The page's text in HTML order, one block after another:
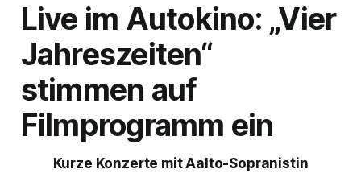
Live im Autokino: „Vier
Jahreszeiten“
stimmen auf
Filmprogramm ein
Kurze Konzerte mit Aalto-Sopranistin